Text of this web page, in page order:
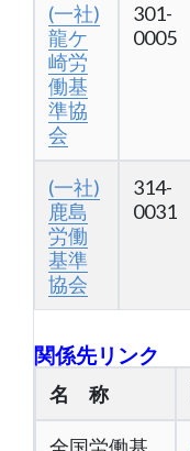
(一社)
龍ケ
崎労
働基
準協
会
301-
0005
(一社)
鹿島
労働
基準
協会
314-
0031
関係先リンク
名 称